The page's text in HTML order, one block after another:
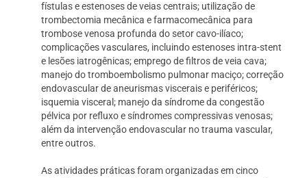
fístulas e estenoses de veias centrais; utilização de
trombectomia mecânica e farmacomecânica para
trombose venosa profunda do setor cavo-ilíaco;
complicações vasculares, incluindo estenoses intra-stent
e lesões iatrogênicas; emprego de filtros de veia cava;
manejo do tromboembolismo pulmonar maciço; correção
endovascular de aneurismas viscerais e periféricos;
isquemia visceral; manejo da síndrome da congestão
pélvica por refluxo e síndromes compressivas venosas;
além da intervenção endovascular no trauma vascular,
entre outros.
As atividades práticas foram organizadas em cinco